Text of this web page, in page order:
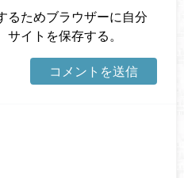
るためブラウザーに自分
イトを保存する。